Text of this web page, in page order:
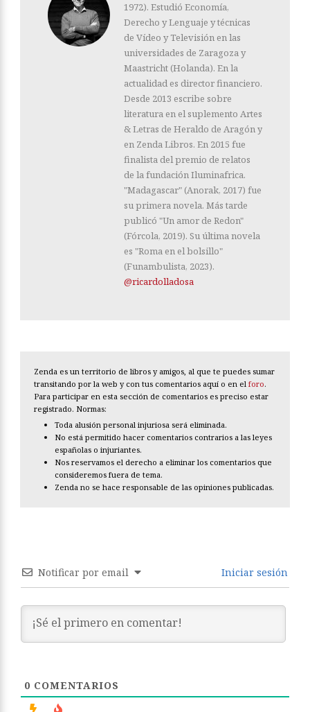
1972). Estudió Economía,
Derecho y Lenguaje y técnicas
de Vídeo y Televisión en las
universidades de Zaragoza y
Maastricht (Holanda). En la
actualidad es director financiero.
Desde 2013 escribe sobre
literatura en el suplemento Artes
& Letras de Heraldo de Aragón y
en Zenda Libros. En 2015 fue
finalista del premio de relatos
de la fundación Iluminafrica.
"Madagascar" (Anorak, 2017) fue
su primera novela. Más tarde
publicó "Un amor de Redon"
(Fórcola, 2019). Su última novela
es "Roma en el bolsillo"
(Funambulista, 2023).
@ricardolladosa
Zenda es un territorio de libros y amigos, al que te puedes sumar
transitando por la web y con tus comentarios aquí o en el foro.
Para participar en esta sección de comentarios es preciso estar
registrado. Normas:
Toda alusión personal injuriosa será eliminada.
No está permitido hacer comentarios contrarios a las leyes
españolas o injuriantes.
Nos reservamos el derecho a eliminar los comentarios que
consideremos fuera de tema.
Zenda no se hace responsable de las opiniones publicadas.
Notificar por email Iniciar sesión
0 COMENTARIOS